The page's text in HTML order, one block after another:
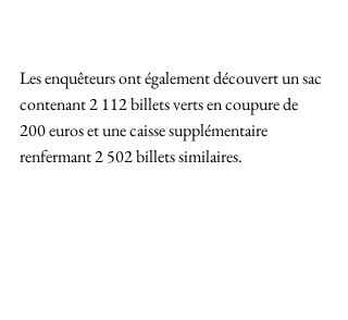
Les enquêteurs ont également découvert un sac
contenant 2 112 billets verts en coupure de
200 euros et une caisse supplémentaire
renfermant 2 502 billets similaires.